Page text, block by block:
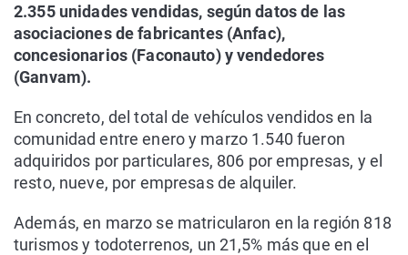
2.355 unidades vendidas, según datos de las
asociaciones de fabricantes (Anfac),
concesionarios (Faconauto) y vendedores
(Ganvam).
En concreto, del total de vehículos vendidos en la
comunidad entre enero y marzo 1.540 fueron
adquiridos por particulares, 806 por empresas, y el
resto, nueve, por empresas de alquiler.
Además, en marzo se matricularon en la región 818
turismos y todoterrenos, un 21,5% más que en el